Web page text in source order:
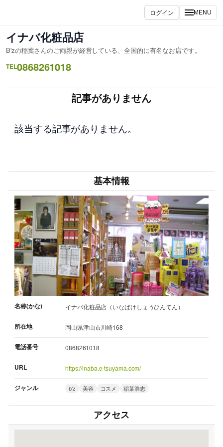
ス
キ
ッ
ログイン MENU
イナバ化粧品店
B'zの稲葉さんのご両親が経営している、全国的に有名なお店です。
TEL0868261018
記事がありません
該当する記事がありません。
基本情報
名称(かな) イナバ化粧品店（いなばけしょうひんてん）
所在地 岡山県津山市川崎168
電話番号 0868261018
URL https://inaba.e-tsuyama.com/
ジャンル b'z 美容 コスメ 稲葉浩志
アクセス